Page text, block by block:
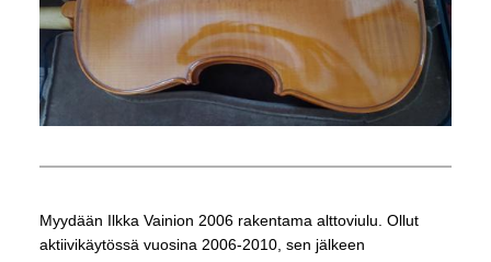
Myydään Ilkka Vainion 2006 rakentama alttoviulu. Ollut
aktiivikäytössä vuosina 2006-2010, sen jälkeen